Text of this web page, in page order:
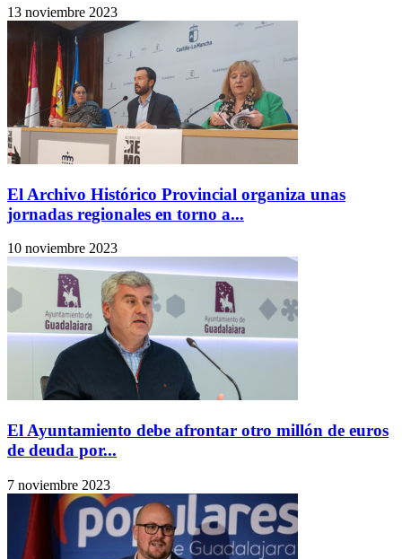
13 noviembre 2023
El Archivo Histórico Provincial organiza unas
jornadas regionales en torno a...
10 noviembre 2023
El Ayuntamiento debe afrontar otro millón de euros
de deuda por...
7 noviembre 2023